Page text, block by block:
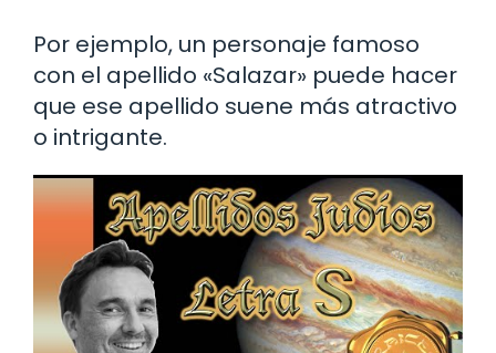
Por ejemplo, un personaje famoso
con el apellido «Salazar» puede hacer
que ese apellido suene más atractivo
o intrigante.